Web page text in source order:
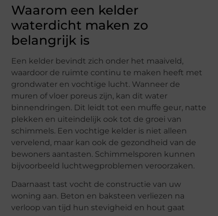
Waarom een kelder
waterdicht maken zo
belangrijk is
Een kelder bevindt zich onder het maaiveld,
waardoor de ruimte continu te maken heeft met
grondwater en vochtige lucht. Wanneer de
muren of vloer poreus zijn, kan dit water
binnendringen. Dit leidt tot een muffe geur, natte
plekken en uiteindelijk ook tot de groei van
schimmels. Een vochtige kelder is niet alleen
vervelend, maar kan ook de gezondheid van de
bewoners aantasten. Schimmelsporen kunnen
bijvoorbeeld luchtwegproblemen veroorzaken.
Daarnaast tast vocht de constructie van uw
woning aan. Beton en baksteen verliezen na
verloop van tijd hun stevigheid en hout gaat